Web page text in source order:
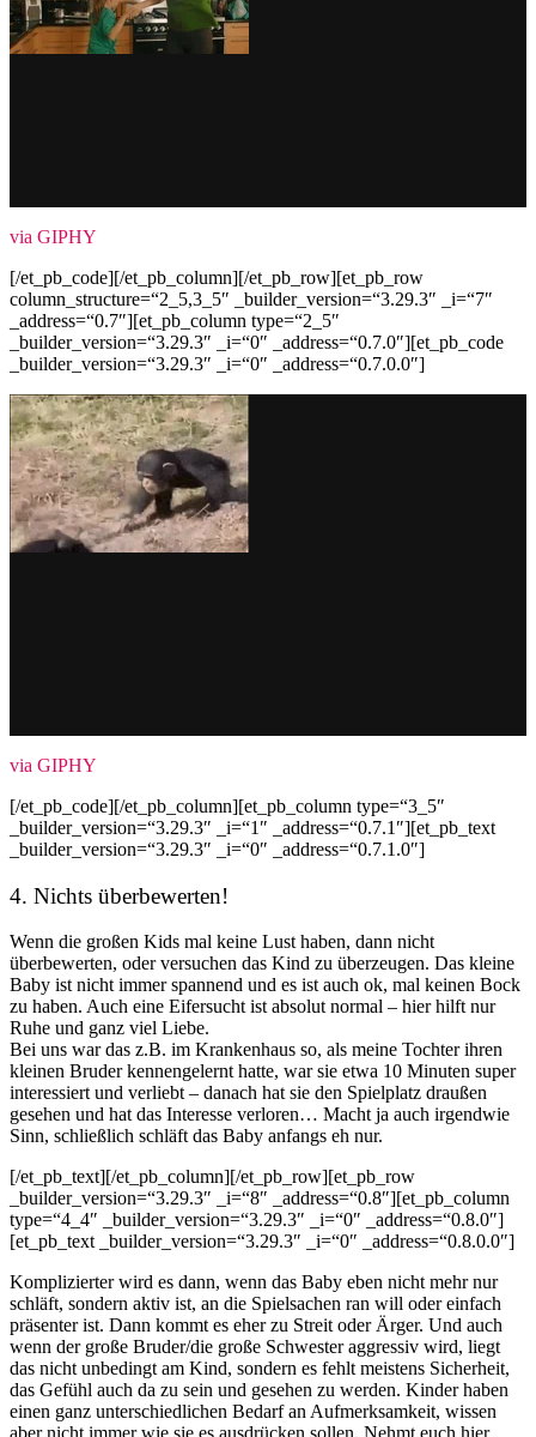
via GIPHY
[/et_pb_code][/et_pb_column][/et_pb_row][et_pb_row
column_structure=“2_5,3_5″ _builder_version=“3.29.3″ _i=“7″
_address=“0.7″][et_pb_column type=“2_5″
_builder_version=“3.29.3″ _i=“0″ _address=“0.7.0″][et_pb_code
_builder_version=“3.29.3″ _i=“0″ _address=“0.7.0.0″]
via GIPHY
[/et_pb_code][/et_pb_column][et_pb_column type=“3_5″
_builder_version=“3.29.3″ _i=“1″ _address=“0.7.1″][et_pb_text
_builder_version=“3.29.3″ _i=“0″ _address=“0.7.1.0″]
4. Nichts überbewerten!
Wenn die großen Kids mal keine Lust haben, dann nicht
überbewerten, oder versuchen das Kind zu überzeugen. Das kleine
Baby ist nicht immer spannend und es ist auch ok, mal keinen Bock
zu haben. Auch eine Eifersucht ist absolut normal – hier hilft nur
Ruhe und ganz viel Liebe.
Bei uns war das z.B. im Krankenhaus so, als meine Tochter ihren
kleinen Bruder kennengelernt hatte, war sie etwa 10 Minuten super
interessiert und verliebt – danach hat sie den Spielplatz draußen
gesehen und hat das Interesse verloren… Macht ja auch irgendwie
Sinn, schließlich schläft das Baby anfangs eh nur.
[/et_pb_text][/et_pb_column][/et_pb_row][et_pb_row
_builder_version=“3.29.3″ _i=“8″ _address=“0.8″][et_pb_column
type=“4_4″ _builder_version=“3.29.3″ _i=“0″ _address=“0.8.0″]
[et_pb_text _builder_version=“3.29.3″ _i=“0″ _address=“0.8.0.0″]
Komplizierter wird es dann, wenn das Baby eben nicht mehr nur
schläft, sondern aktiv ist, an die Spielsachen ran will oder einfach
präsenter ist. Dann kommt es eher zu Streit oder Ärger. Und auch
wenn der große Bruder/die große Schwester aggressiv wird, liegt
das nicht unbedingt am Kind, sondern es fehlt meistens Sicherheit,
das Gefühl auch da zu sein und gesehen zu werden. Kinder haben
einen ganz unterschiedlichen Bedarf an Aufmerksamkeit, wissen